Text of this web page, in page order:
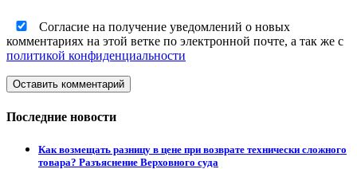
Согласие на получение уведомлений о новых
комментариях на этой ветке по электронной почте, а так же с
политикой конфиденциальности
Оставить комментарий
Последние новости
Как возмещать разницу в цене при возврате технически сложного
товара? Разъяснение Верховного суда